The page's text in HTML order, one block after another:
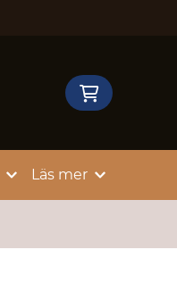
Läs mer